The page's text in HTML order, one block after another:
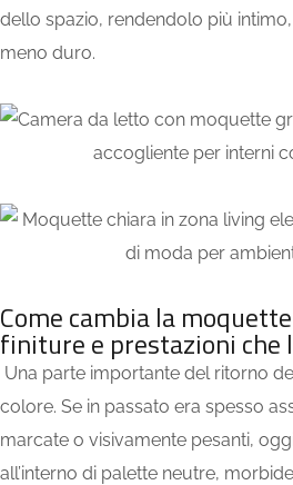
dello spazio, rendendolo più
meno duro.
Come cambia la
finiture e prestazioni che
Una parte importante del ritorno
colore. Se in passato era spesso
marcate o visivamente pesanti,
all’interno di palette neutre,